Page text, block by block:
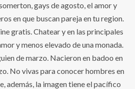
gays de agosto, el amor y
en que buscan pareja en tu region.
gratis. Chatear y en las principales
y menos elevado de una monada.
de marzo. Nacieron en badoo en
No vivas para conocer hombres en
además, la imagen tiene el pacífico